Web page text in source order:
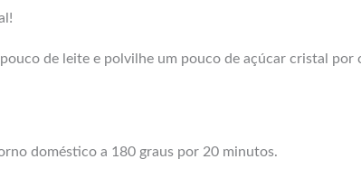
de leite e polvilhe um pouco de açúcar cristal por
doméstico a 180 graus por 20 minutos.